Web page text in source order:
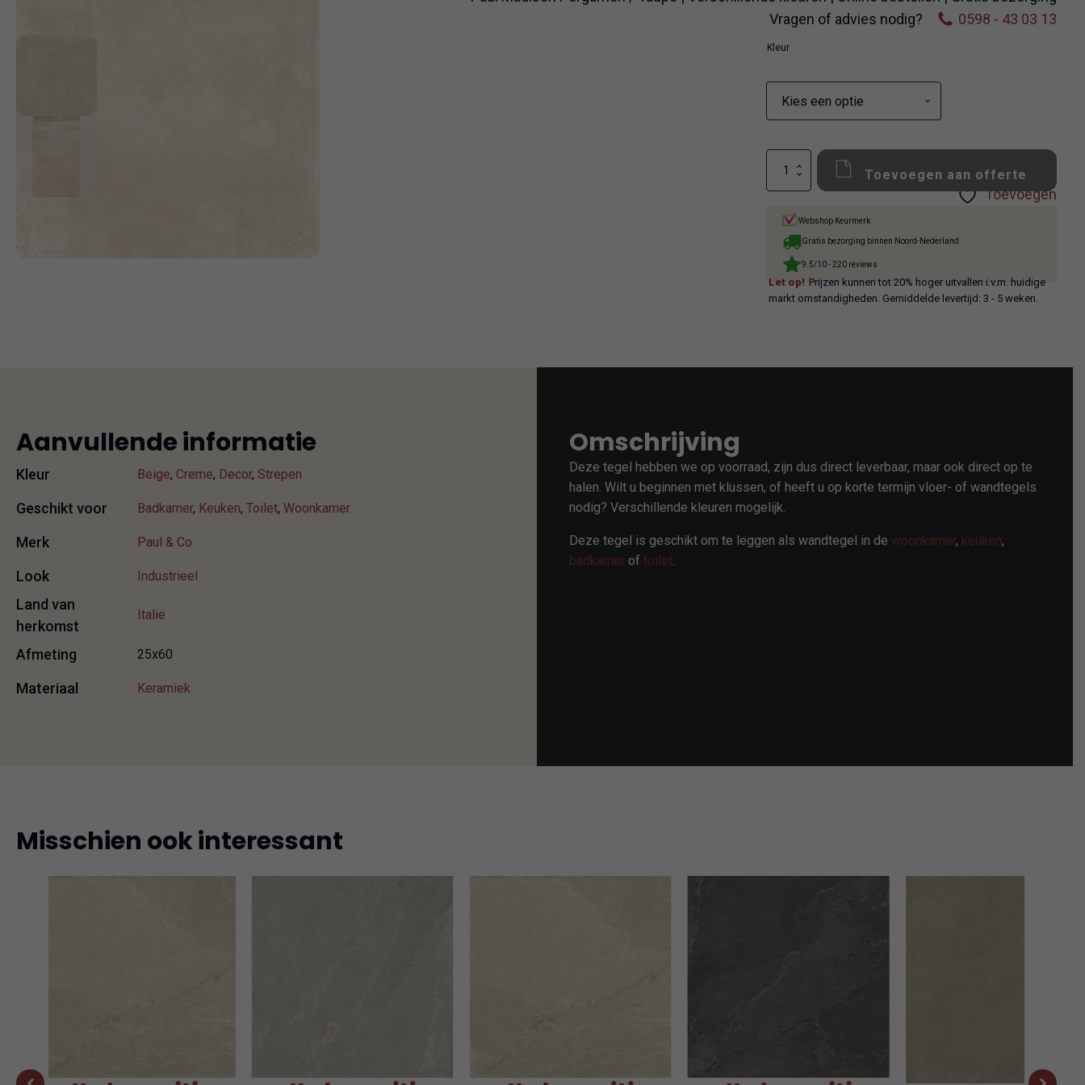
tot
Vragen of advies nodig?
0598 - 43 03 13
Kleur
Madison
Pergamon
Taupe
aantal
Toevoegen aan offerte
Toevoegen
Webshop Keurmerk
Gratis bezorging binnen Noord-Nederland
9.5/10 - 220 reviews
Let op! Prijzen kunnen tot 20% hoger uitvallen i.v.m. huidige
markt omstandigheden. Gemiddelde levertijd: 3 - 5 weken.
Aanvullende informatie
Kleur Beige, Creme, Decor, Strepen
Geschikt voor Badkamer, Keuken, Toilet, Woonkamer
Merk Paul & Co
Look Industrieel
Land van
herkomst
Italië
Afmeting 25x60
Materiaal Keramiek
Omschrijving
Deze tegel hebben we op voorraad, zijn dus direct leverbaar, maar ook direct op te
halen. Wilt u beginnen met klussen, of heeft u op korte termijn vloer- of wandtegels
nodig? Verschillende kleuren mogelijk.
Deze tegel is geschikt om te leggen als wandtegel in de woonkamer, keuken,
badkamerof toilet.
Misschien ook interessant